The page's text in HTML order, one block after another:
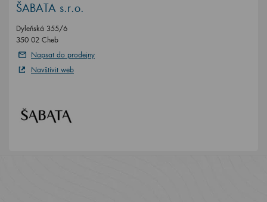
ŠABATA s.r.o.
Dyleňská 355/6
350 02 Cheb
Napsat do prodejny
Navštívit web